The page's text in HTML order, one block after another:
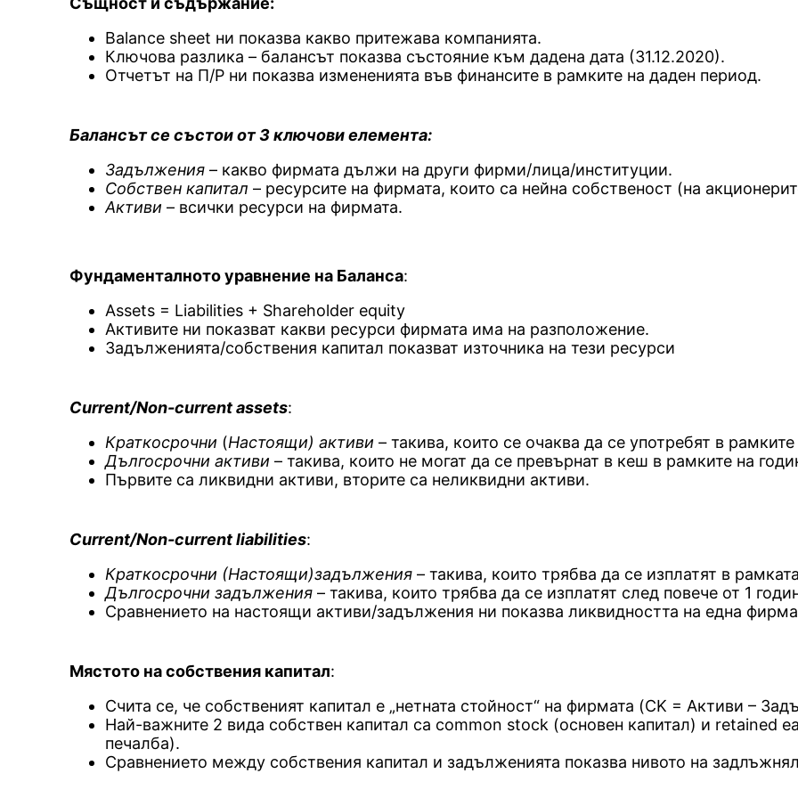
Balance sheet ни показва какво притежава компанията.
Ключова разлика – балансът показва състояние към дадена дата (31.12.2020).
Отчетът на П/Р ни показва измененията във финансите в рамките на даден период.
Балансът се състои от 3 ключови елемента:
Задължения – какво фирмата дължи на други фирми/лица/институции.
Собствен капитал – ресурсите на фирмата, които са нейна собственост (на
Активи – всички ресурси на фирмата.
Фундаменталното уравнение на Баланса:
Assets = Liabilities + Shareholder equity
Активите ни показват какви ресурси фирмата има на разположение.
Задълженията/собствения капитал показват източника на тези ресурси
Current/Non-current assets:
Краткосрочни (Настоящи) активи – такива, които се очаква да се употребят в
Дългосрочни активи – такива, които не могат да се превърнат в кеш в рамките на
Първите са ликвидни активи, вторите са неликвидни активи.
Current/Non-current liabilities:
Краткосрочни (Настоящи)задължения – такива, които трябва да се изплатят в
Дългосрочни задължения – такива, които трябва да се изплатят след повече от 1
Сравнението на настоящи активи/задължения ни показва ликвидността на една
Мястото на собствения капитал:
Счита се, че собственият капитал е „нетната стойност“ на фирмата (CK = Активи –
Най-важните 2 вида собствен капитал са common stock (основен капитал) и retained
печалба).
Сравнението между собствения капитал и задълженията показва нивото на